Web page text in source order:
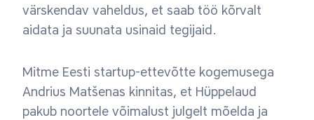
värskendav vaheldus, et saab töö kõrvalt
aidata ja suunata usinaid tegijaid.
Mitme Eesti startup-ettevõtte kogemusega
Andrius Matšenas kinnitas, et Hüppelaud
pakub noortele võimalust julgelt mõelda ja